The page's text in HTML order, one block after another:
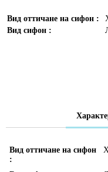
Вид оттичане на сифон :
Вид сифон :
Вид оттичане на сифон
: